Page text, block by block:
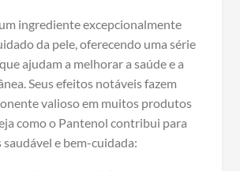
ingrediente excepcionalmente
da pele, oferecendo uma série
ajudam a melhorar a saúde e a
Seus efeitos notáveis fazem
valioso em muitos produtos
como o Pantenol contribui para
saudável e bem-cuidada: